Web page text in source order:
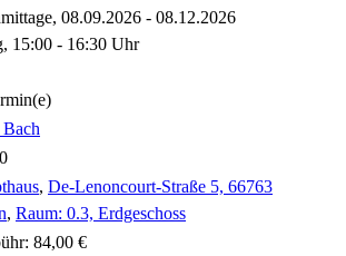
08.09.2026 - 08.12.2026
15:00 - 16:30 Uhr
, De-Lenoncourt-Straße 5, 66763
, Raum: 0.3, Erdgeschoss
84,00 €